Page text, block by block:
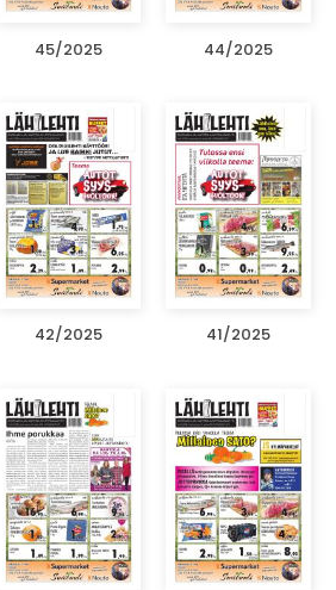
45/2025 44/2025
42/2025 41/2025